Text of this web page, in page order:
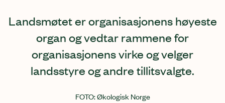
Landsmøtet er organisasjonens høyeste
organ og vedtar rammene for
organisasjonens virke og velger
landsstyre og andre tillitsvalgte.
FOTO Økologisk Norge